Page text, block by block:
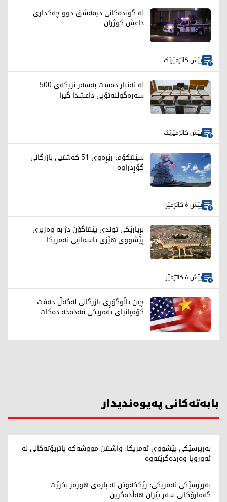
لە گوندەکانی دیمەشق دوو چەکداری
داعش کوژران
پێش کاتژمێرێک
لە ئەنبار دەست بەسەر نزیکەی 500
سەرەگوللەتۆپی داعشدا گیرا
پێش کاتژمێرێک
سێنتکۆم: رێڕەوی 51 کەشتیی بازرگانی
گۆڕدراوە
پێش 6 کاتژمێر
بڕیارێکی توندی پێنتاگۆن دژ بە وەزیری
پێشووی هێزی ئاسمانیی ئەمریکا
پێش 6 کاتژمێر
چین ئاڵوگۆڕی بازرگانی لەگەڵ حەفت
کۆمپانیای ئەمریکی قەدەخە دەکات
بابەتەکانی پەیوەندیدار
بەرپرسێکی پێشووی ئەمریکا: واشنتن مووشەکە پاتریۆتەکانی لە
ئەوروپا وەردەگرێتەوە
بەرپرسێکی ئەمریکی: رێککەوتن لە بارەی هورمز بکرێت
گەمارۆکانی سەر ئێران هەڵدەگرین